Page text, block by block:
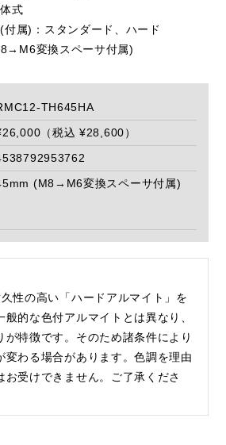
式
属)：スタンダード、ハード
変換スペーサ付属)
TH645HA
（税込 ¥28,600）
(M8→M6変換スペーサ付属)
性の高い「ハードアルマイト」を
的な色付アルマイトとは異なり、
が特徴です。そのため諸条件により
変わる場合があります。色調を理由
お受けできません。ご了承くださ